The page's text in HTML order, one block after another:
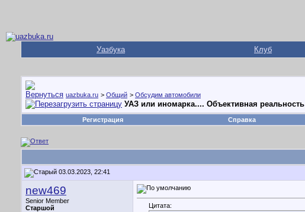
Уазбука Клуб
uazbuka.ru > Общий > Обсудим автомобили
УАЗ или иномарка.... Объективная реальность
Регистрация Справка
03.03.2023, 22:41
new469
Senior Member
Старшой
Цитата: